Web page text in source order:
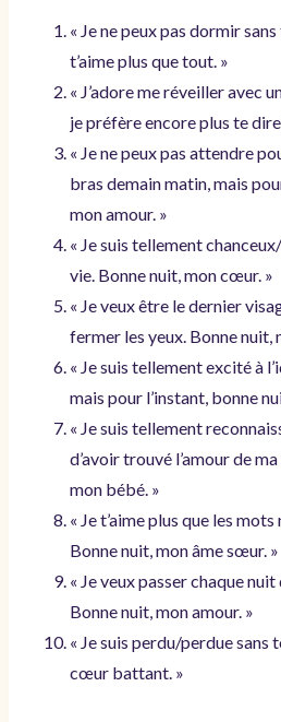
« Je ne peux pas dormir
t’aime plus que tout. »
« J’adore me réveiller avec
je préfère encore plus te
« Je ne peux pas attendre
bras demain matin, mais
mon amour. »
« Je suis tellement
vie. Bonne nuit, mon cœur. »
« Je veux être le dernier
fermer les yeux. Bonne nuit,
« Je suis tellement excité à
mais pour l’instant, bonne
« Je suis tellement
d’avoir trouvé l’amour de
mon bébé. »
« Je t’aime plus que les
Bonne nuit, mon âme sœur. »
« Je veux passer chaque
Bonne nuit, mon amour. »
« Je suis perdu/perdue sans
cœur battant. »